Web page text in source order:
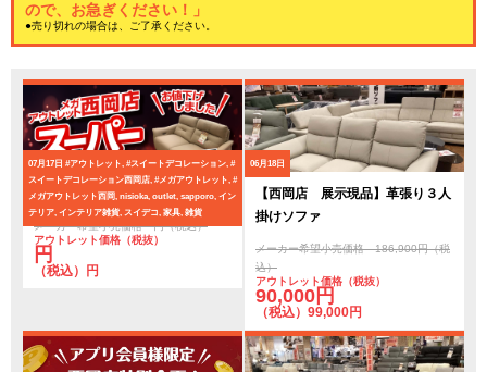
ので、お急ぎください！」
●売り切れの場合は、ご了承ください。
07月17日 #アウトレット, #スイートデコレーション, #
スイートデコレーション西岡店, #メガアウトレット, #
メガアウトレット西岡, nisioka, outlet, sapporo, イン
テリア, インテリア雑貨, スイデコ, 家具, 雑貨
スーパーアウトレットセール
メーカー希望小売価格 円（税込）
アウトレット価格（税抜）
円
（税込）円
06月18日
【西岡店 展示現品】革張り３人
掛けソファ
メーカー希望小売価格 186,900円（税
込）
アウトレット価格（税抜）
90,000円
（税込）99,000円